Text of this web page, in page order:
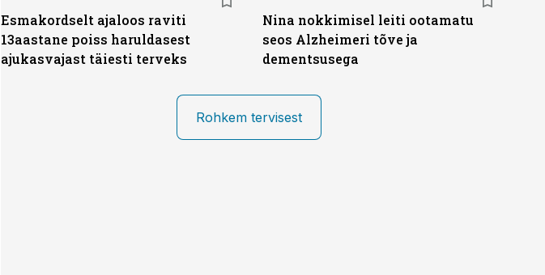
Esmakordselt ajaloos raviti
13aastane poiss haruldasest
ajukasvajast täiesti terveks
Nina nokkimisel leiti ootamatu
seos Alzheimeri tõve ja
dementsusega
Rohkem tervisest